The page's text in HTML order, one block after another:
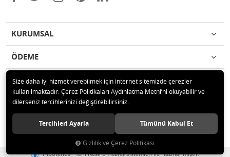
KURUMSAL
ÖDEME
İLETİŞİM
© 2020 MAG OTOMOTİV Tüm hakları saklıdır.
Hipotenüs Yeni Nesil E-Ticaret Sistemleri ile Hazırlanmıştır.
Size daha iyi hizmet verebilmek için internet sitemizde çerezler
kullanılmaktadır. Çerez Politikaları Aydınlatma Metni’ni okuyabilir ve
dilerseniz tercihlerinizi değiştirebilirsiniz.
Tercihleri Ayarla Tümünü Kabul Et
Gizlilik ve Çerez Politikası